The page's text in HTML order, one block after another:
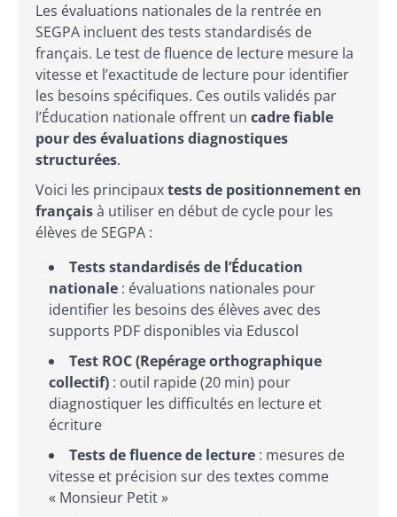
Les évaluations nationales de la rentrée en
SEGPA incluent des tests standardisés de
français. Le test de fluence de lecture mesure la
vitesse et l’exactitude de lecture pour identifier
les besoins spécifiques. Ces outils validés par
l’Éducation nationale offrent un cadre fiable
pour des évaluations diagnostiques
structurées.
Voici les principauxtests de positionnement en
françaisà utiliser en début de cycle pour les
élèves de SEGPA :
Tests standardisés de l’Éducation
nationale : évaluations nationales pour
identifier les besoins des élèves avec des
supports PDF disponibles via Eduscol
Test ROC (Repérage orthographique
collectif) : outil rapide (20 min) pour
diagnostiquer les difficultés en lecture et
écriture
Tests de fluence de lecture : mesures de
vitesse et précision sur des textes comme
« Monsieur Petit »